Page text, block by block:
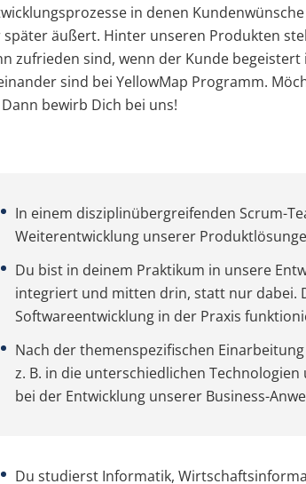
in denen
später äußert. Hinter unseren Produkten
zufrieden sind, wenn der Kunde begeistert
sind bei YellowMap Programm.
Dann bewirb Dich bei uns!
In einem disziplinübergreifenden Scrum-
Weiterentwicklung unserer
Du bist in deinem Praktikum in unsere
integriert und mitten drin, statt nur dabei.
Softwareentwicklung in der Praxis
Nach der themenspezifischen
z. B. in die unterschiedlichen
bei der Entwicklung unserer Business-
Du studierst Informatik,